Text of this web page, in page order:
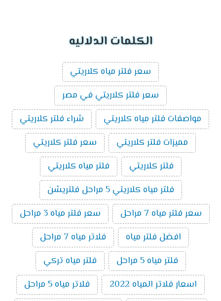
الكلمات الدلاليه
سعر فلتر مياه كلاريتي
سعر فلتر كلاريتي في مصر
مواصفات فلتر مياه كلاريتي
شراء فلتر كلاريتي
مميزات فلتر كلاريتي
سعر فلتر كلاريتي
فلتر كلاريتي
فلتر مياه كلاريتي
فلتر مياه كلاريتي 5 مراحل فلتريشن
سعر فلتر مياه 7 مراحل
سعر فلتر مياه 3 مراحل
افضل فلتر مياه
فلاتر مياه 7 مراحل
فلتر مياه 5 مراحل
فلتر مياه تركي
اسعار فلاتر المياه 2022
فلاتر مياه 5 مراحل